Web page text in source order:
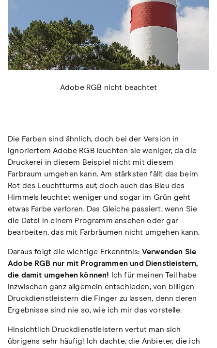
Adobe RGB nicht beachtet
Die Farben sind ähnlich, doch bei der Version in
ignoriertem Adobe RGB leuchten sie weniger, da die
Druckerei in diesem Beispiel nicht mit diesem
Farbraum umgehen kann. Am stärksten fällt das beim
Rot des Leuchtturms auf, doch auch das Blau des
Himmels leuchtet weniger und sogar im Grün geht
etwas Farbe verloren. Das Gleiche passiert, wenn Sie
die Datei in einem Programm ansehen oder gar
bearbeiten, das mit Farbräumen nicht umgehen kann.
Daraus folgt die wichtige Erkenntnis: Verwenden Sie
Adobe RGB nur mit Programmen und Dienstleistern,
die damit umgehen können! Ich für meinen Teil habe
inzwischen ganz allgemein entschieden, von billigen
Druckdienstleistern die Finger zu lassen, denn deren
Ergebnisse sind nie so, wie ich mir das vorstelle.
Hinsichtlich Druckdienstleistern vertut man sich
übrigens sehr häufig! Ich dachte, die Anbieter, die ich